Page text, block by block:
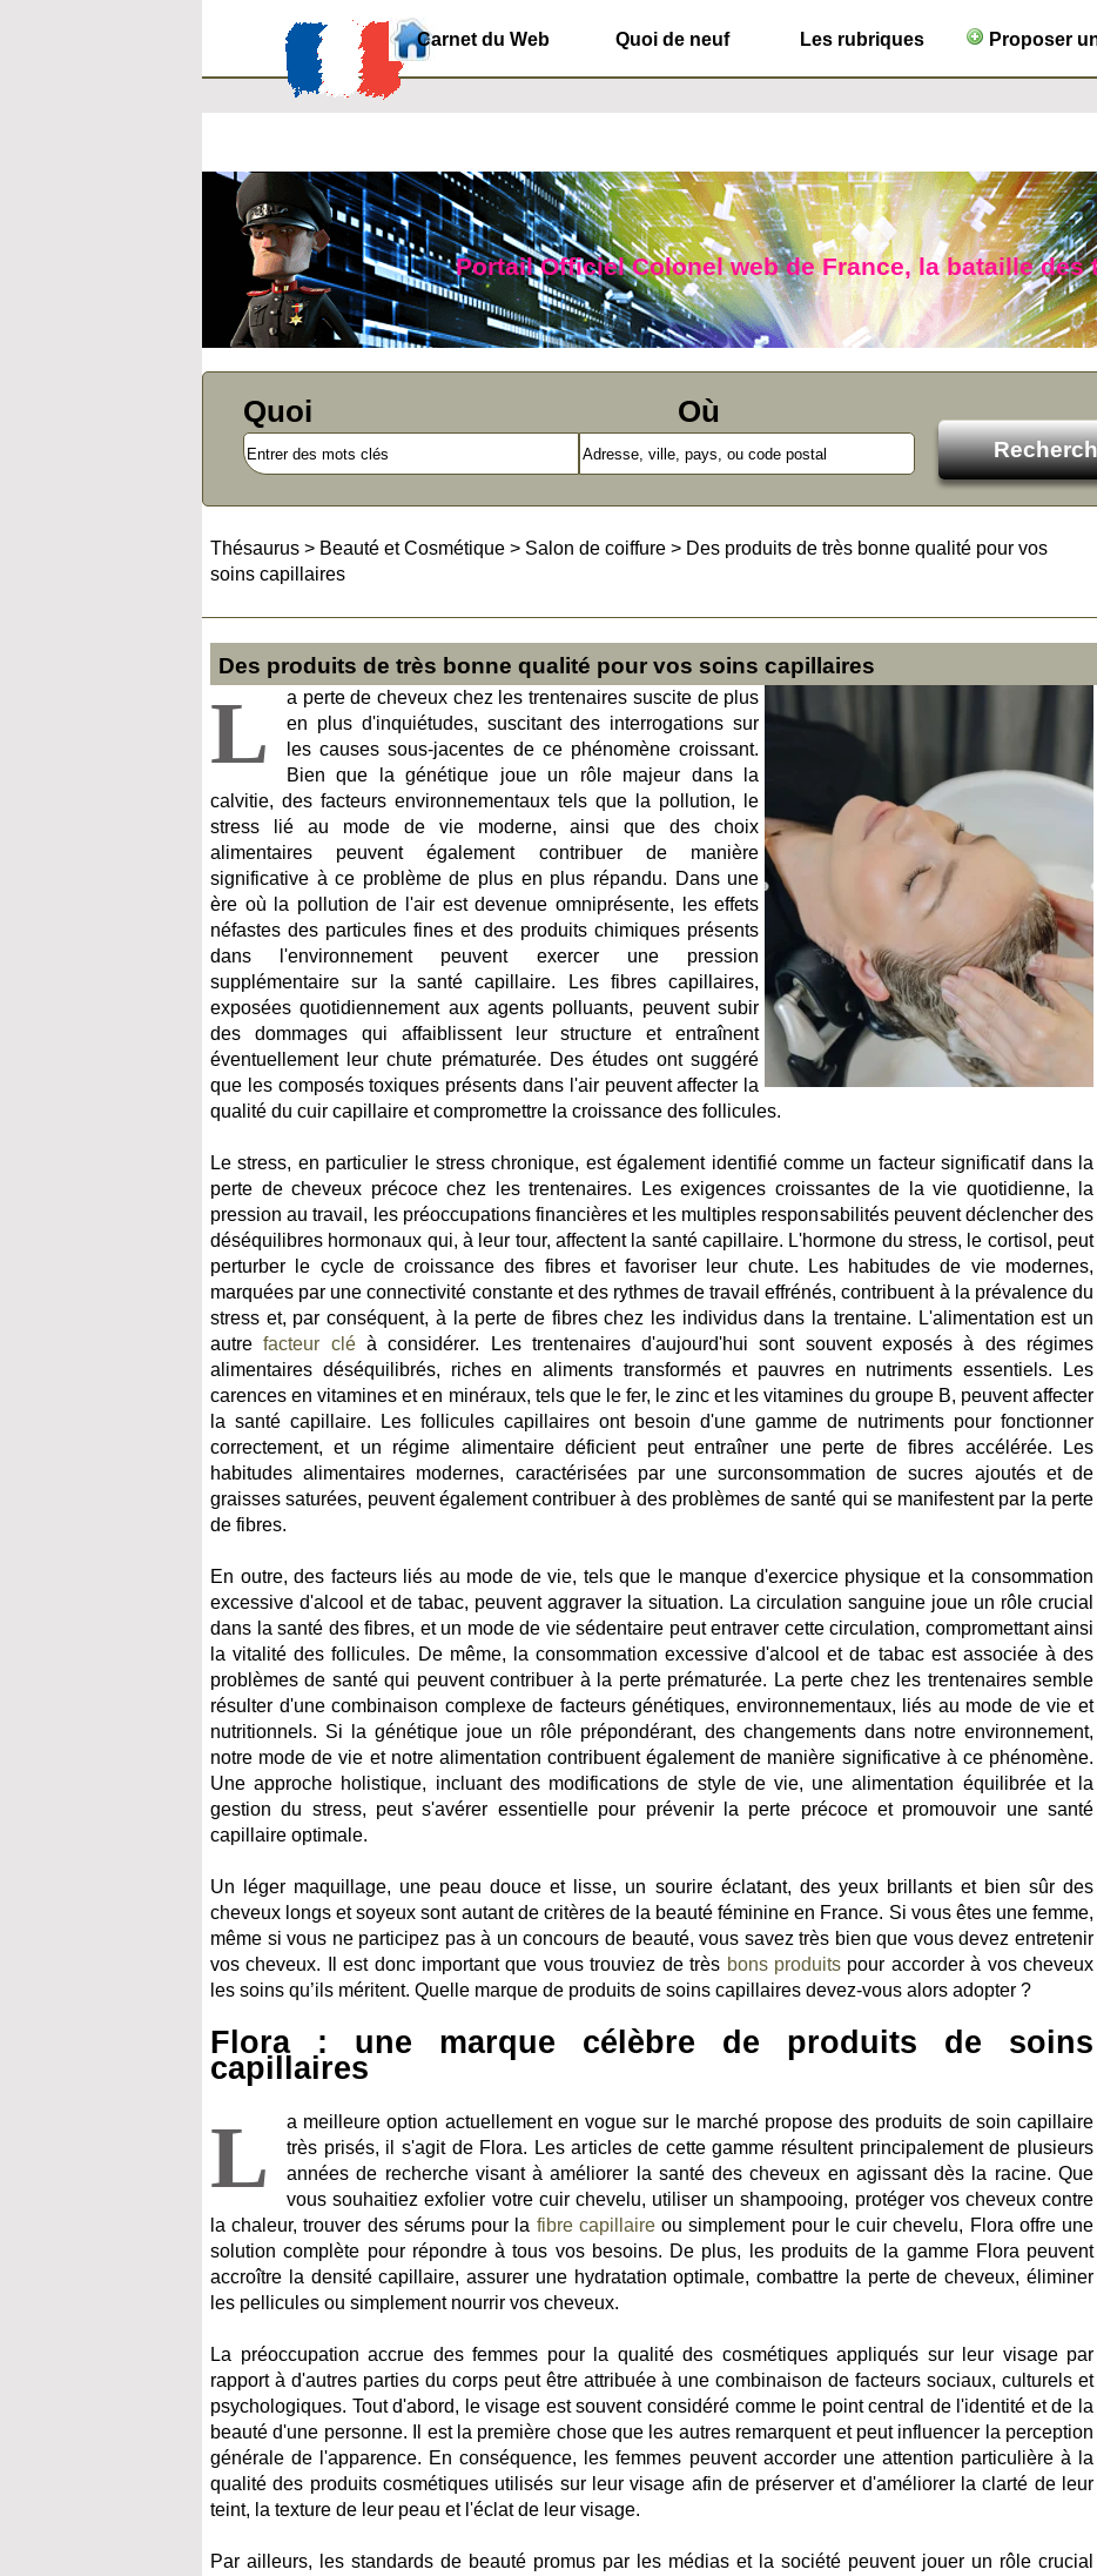
Carnet du Web Quoi de neuf Les rubriques Proposer
Portail Officiel Colonel web de France, la bataille des
Quoi Où
Thésaurus > Beauté et Cosmétique > Salon de coiffure > Des produits de très bonne qualité pour vos
soins capillaires
Des produits de très bonne qualité pour vos soins capillaires
L
a perte de cheveux chez les trentenaires suscite de plus
en plus d'inquiétudes, suscitant des interrogations sur
les causes sous-jacentes de ce phénomène croissant.
Bien que la génétique joue un rôle majeur dans la
calvitie, des facteurs environnementaux tels que la pollution, le
stress lié au mode de vie moderne, ainsi que des choix
alimentaires peuvent également contribuer de manière
significative à ce problème de plus en plus répandu. Dans une
ère où la pollution de l'air est devenue omniprésente, les effets
néfastes des particules fines et des produits chimiques présents
dans l'environnement peuvent exercer une pression
supplémentaire sur la santé capillaire. Les fibres capillaires,
exposées quotidiennement aux agents polluants, peuvent subir
des dommages qui affaiblissent leur structure et entraînent
éventuellement leur chute prématurée. Des études ont suggéré
que les composés toxiques présents dans l'air peuvent affecter la
qualité du cuir capillaire et compromettre la croissance des follicules.
Le stress, en particulier le stress chronique, est également identifié comme un facteur significatif dans la
perte de cheveux précoce chez les trentenaires. Les exigences croissantes de la vie quotidienne, la
pression au travail, les préoccupations financières et les multiples responsabilités peuvent déclencher des
déséquilibres hormonaux qui, à leur tour, affectent la santé capillaire. L'hormone du stress, le cortisol, peut
perturber le cycle de croissance des fibres et favoriser leur chute. Les habitudes de vie modernes,
marquées par une connectivité constante et des rythmes de travail effrénés, contribuent à la prévalence du
stress et, par conséquent, à la perte de fibres chez les individus dans la trentaine. L'alimentation est un
autrefacteur cléà considérer. Les trentenaires d'aujourd'hui sont souvent exposés à des régimes
alimentaires déséquilibrés, riches en aliments transformés et pauvres en nutriments essentiels. Les
carences en vitamines et en minéraux, tels que le fer, le zinc et les vitamines du groupe B, peuvent affecter
la santé capillaire. Les follicules capillaires ont besoin d'une gamme de nutriments pour fonctionner
correctement, et un régime alimentaire déficient peut entraîner une perte de fibres accélérée. Les
habitudes alimentaires modernes, caractérisées par une surconsommation de sucres ajoutés et de
graisses saturées, peuvent également contribuer à des problèmes de santé qui se manifestent par la perte
de fibres.
En outre, des facteurs liés au mode de vie, tels que le manque d'exercice physique et la consommation
excessive d'alcool et de tabac, peuvent aggraver la situation. La circulation sanguine joue un rôle crucial
dans la santé des fibres, et un mode de vie sédentaire peut entraver cette circulation, compromettant ainsi
la vitalité des follicules. De même, la consommation excessive d'alcool et de tabac est associée à des
problèmes de santé qui peuvent contribuer à la perte prématurée. La perte chez les trentenaires semble
résulter d'une combinaison complexe de facteurs génétiques, environnementaux, liés au mode de vie et
nutritionnels. Si la génétique joue un rôle prépondérant, des changements dans notre environnement,
notre mode de vie et notre alimentation contribuent également de manière significative à ce phénomène.
Une approche holistique, incluant des modifications de style de vie, une alimentation équilibrée et la
gestion du stress, peut s'avérer essentielle pour prévenir la perte précoce et promouvoir une santé
capillaire optimale.
Un léger maquillage, une peau douce et lisse, un sourire éclatant, des yeux brillants et bien sûr des
cheveux longs et soyeux sont autant de critères de la beauté féminine en France. Si vous êtes une femme,
même si vous ne participez pas à un concours de beauté, vous savez très bien que vous devez entretenir
vos cheveux. Il est donc important que vous trouviez de très bons produitspour accorder à vos cheveux
les soins qu’ils méritent. Quelle marque de produits de soins capillaires devez-vous alors adopter ?
Flora : une marque célèbre de produits de soins
capillaires
L
a meilleure option actuellement en vogue sur le marché propose des produits de soin capillaire
très prisés, il s'agit de Flora. Les articles de cette gamme résultent principalement de plusieurs
années de recherche visant à améliorer la santé des cheveux en agissant dès la racine. Que
vous souhaitiez exfolier votre cuir chevelu, utiliser un shampooing, protéger vos cheveux contre
la chaleur, trouver des sérums pour la fibre capillaireou simplement pour le cuir chevelu, Flora offre une
solution complète pour répondre à tous vos besoins. De plus, les produits de la gamme Flora peuvent
accroître la densité capillaire, assurer une hydratation optimale, combattre la perte de cheveux, éliminer
les pellicules ou simplement nourrir vos cheveux.
La préoccupation accrue des femmes pour la qualité des cosmétiques appliqués sur leur visage par
rapport à d'autres parties du corps peut être attribuée à une combinaison de facteurs sociaux, culturels et
psychologiques. Tout d'abord, le visage est souvent considéré comme le point central de l'identité et de la
beauté d'une personne. Il est la première chose que les autres remarquent et peut influencer la perception
générale de l'apparence. En conséquence, les femmes peuvent accorder une attention particulière à la
qualité des produits cosmétiques utilisés sur leur visage afin de préserver et d'améliorer la clarté de leur
teint, la texture de leur peau et l'éclat de leur visage.
Par ailleurs, les standards de beauté promus par les médias et la société peuvent jouer un rôle crucial